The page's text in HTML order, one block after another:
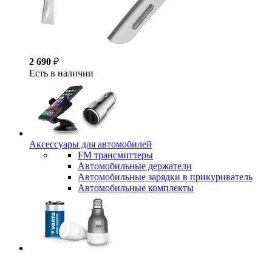
2 690 ₽
Есть в наличии
Аксессуары для автомобилей
FM трансмиттеры
Автомобильные держатели
Автомобильные зарядки в прикуриватель
Автомобильные комплекты